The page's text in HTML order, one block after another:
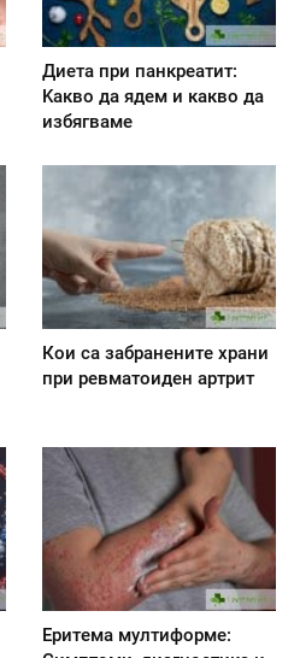
Диета при панкреатит:
Kакво да ядем и какво да
избягваме
Кои са забранените храни
при ревматоиден артрит
Еритема мултиформе: